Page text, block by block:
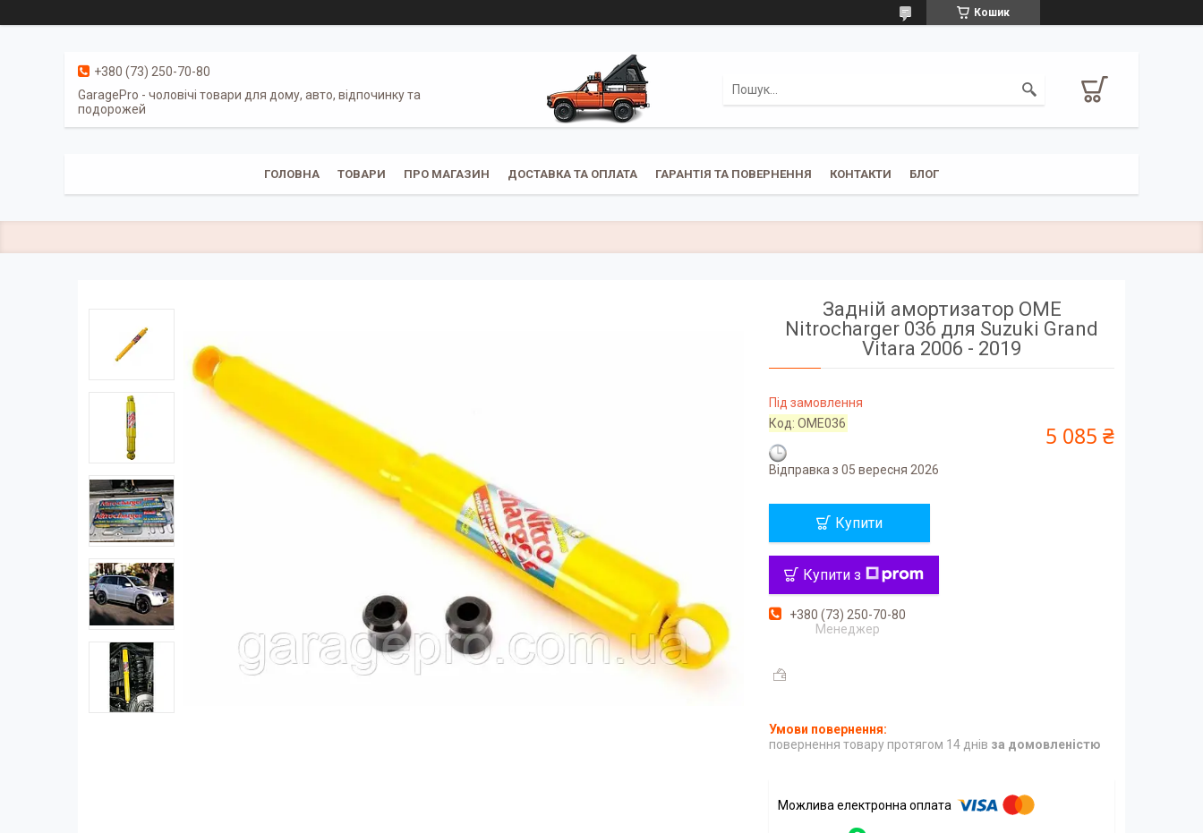
Кошик
+380 (73) 250-70-80
GaragePro - чоловічі товари для дому, авто, відпочинку та
подорожей
ГОЛОВНА ТОВАРИ ПРО МАГАЗИН ДОСТАВКА ТА ОПЛАТА ГАРАНТІЯ ТА ПОВЕРНЕННЯ КОНТАКТИ БЛОГ
Задній амортизатор OME
Nitrocharger 036 для Suzuki Grand
Vitara 2006 - 2019
Під замовлення
Код:OME036
Відправка з 05 вересня 2026
5 085 ₴
Купити
Купити з
+380 (73) 250-70-80
Менеджер
повернення товару протягом 14 днів за домовленістю